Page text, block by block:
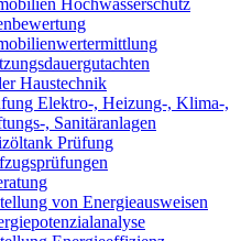
Haustechnik
Elektro-, Heizung-, Klima-,
, Sanitäranlagen
Prüfung
von Energieausweisen